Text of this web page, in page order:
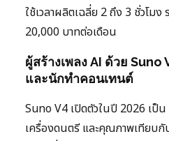
ใช้เวลาผลิตเฉลี่ย 2 ถึง 3 ชั่วโมง
20,000 บาทต่อเดือน
ผู้สร้างเพลง AI ด้วย
และนักทำคอนเทนต์
Suno V4 เปิดตัวในปี 2026 เป็
เครื่องดนตรี และคุณภาพเทียบกั